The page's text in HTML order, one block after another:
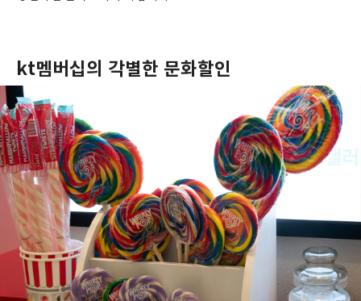
kt멤버십의 각별한 문화할인